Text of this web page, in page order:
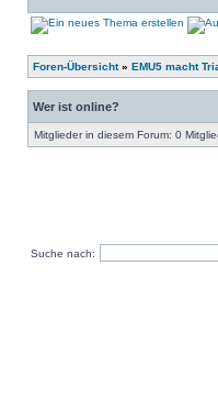
Foren-Übersicht» EMU5 macht
Wer ist online?
Mitglieder in diesem Forum: 0
Suche nach: